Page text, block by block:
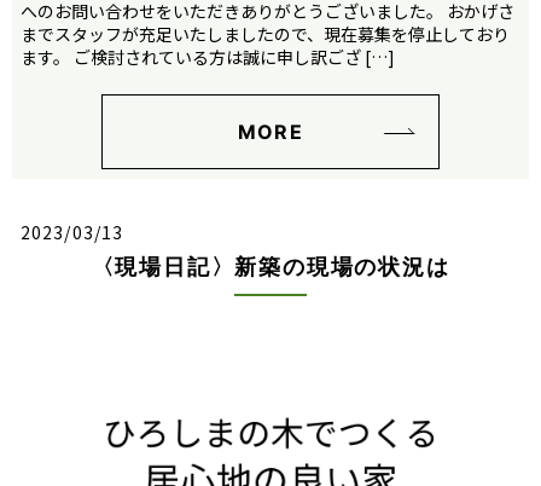
へのお問い合わせをいただきありがとうございました。 おかげさ
までスタッフが充足いたしましたので、現在募集を停止しており
ます。 ご検討されている方は誠に申し訳ござ […]
MORE
2023/03/13
〈現場日記〉新築の現場の状況は